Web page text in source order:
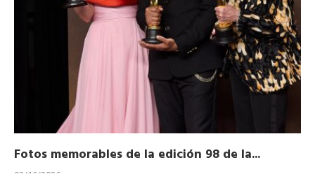
Fotos memorables de la edición 98 de la...
03/16/2026